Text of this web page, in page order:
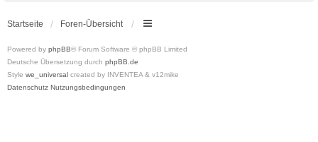
Startseite Foren-Übersicht
Powered by phpBB® Forum Software © phpBB Limited
Deutsche Übersetzung durch phpBB.de
Style we_universal created by INVENTEA & v12mike
Datenschutz Nutzungsbedingungen